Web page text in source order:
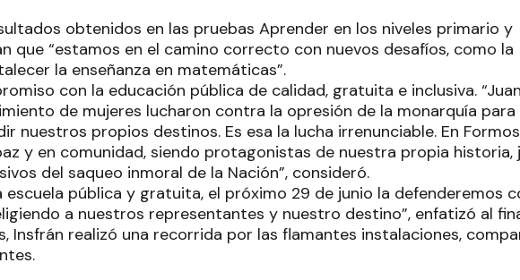
obtenidos en las pruebas Aprender en los niveles primario y
que “estamos en el camino correcto con nuevos desafíos, como la
la enseñanza en matemáticas”.
con la educación pública de calidad, gratuita e inclusiva.
de mujeres lucharon contra la opresión de la monarquía para
nuestros propios destinos. Es esa la lucha irrenunciable. En
y en comunidad, siendo protagonistas de nuestra propia historia,
del saqueo inmoral de la Nación”, consideró.
escuela pública y gratuita, el próximo 29 de junio la defenderemos
a nuestros representantes y nuestro destino”, enfatizó al
Insfrán realizó una recorrida por las flamantes instalaciones,